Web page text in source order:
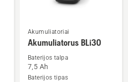
Žiūrėti
daugiau
apie
Akumuliatorus
Akumuliatoriai
Akumuliatorus BLi30
Baterijos talpa
7,5 Ah
Baterijos tipas